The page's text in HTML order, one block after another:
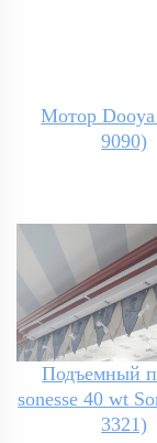
Мотор
9090)
Подъемный
sonesse 40 wt
3321)